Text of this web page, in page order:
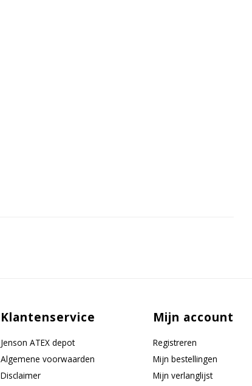
Klantenservice
Jenson ATEX depot
Algemene voorwaarden
Disclaimer
Mijn account
Registreren
Mijn bestellingen
Mijn verlanglijst